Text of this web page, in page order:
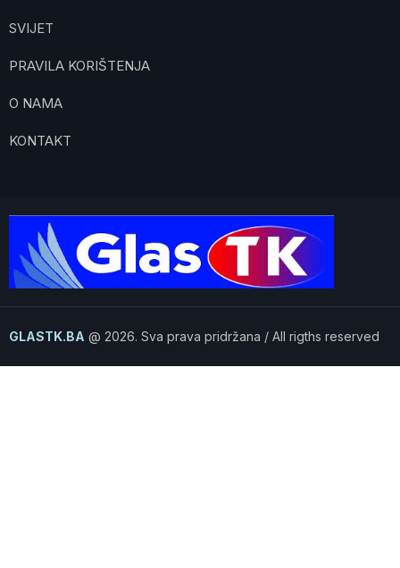
SVIJET
PRAVILA KORIŠTENJA
O NAMA
KONTAKT
GLASTK.BA @ 2026. Sva prava pridržana / All rigths reserved